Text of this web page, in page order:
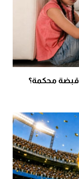
محكمة؟